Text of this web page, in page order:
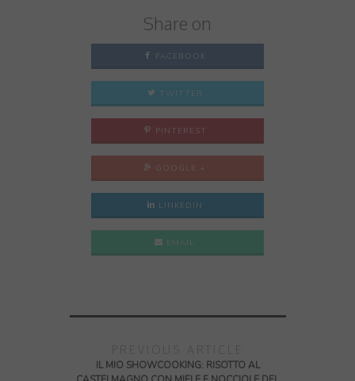
Share on
FACEBOOK
TWITTER
PINTEREST
GOOGLE +
LINKEDIN
EMAIL
IL MIO SHOWCOOKING: RISOTTO AL